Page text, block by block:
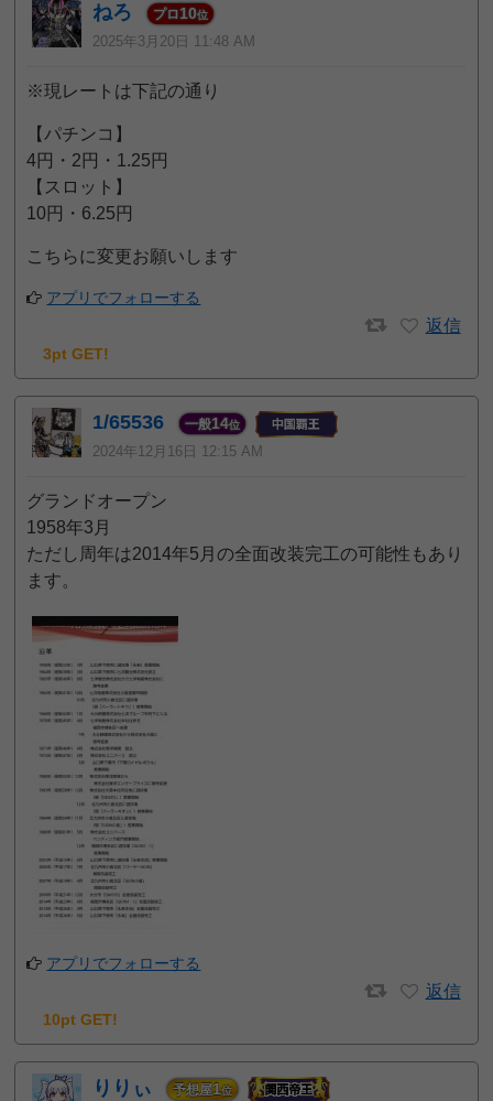
ねろ プロ10位
2025年3月20日 11:48 AM
※現レートは下記の通り
【パチンコ】
4円・2円・1.25円
【スロット】
10円・6.25円
こちらに変更お願いします
アプリでフォローする
返信
3pt GET!
1/65536 一般14位
2024年12月16日 12:15 AM
グランドオープン
1958年3月
ただし周年は2014年5月の全面改装完工の可能性もあり
ます。
アプリでフォローする
返信
10pt GET!
りりぃ 予想屋1位